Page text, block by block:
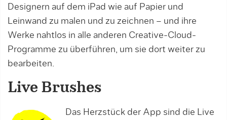
Designern auf dem iPad wie auf Papier und
Leinwand zu malen und zu zeichnen – und ihre
Werke nahtlos in alle anderen Creative-Cloud-
Programme zu überführen, um sie dort weiter zu
bearbeiten.
Live Brushes
Das Herzstück der App sind die Live